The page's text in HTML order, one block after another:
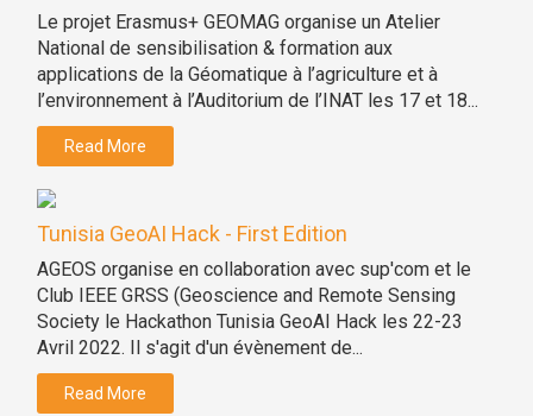
Le projet Erasmus+ GEOMAG organise un Atelier
National de sensibilisation & formation aux
applications de la Géomatique à l’agriculture et à
l’environnement à l’Auditorium de l’INAT les 17 et 18...
Read More
Tunisia GeoAI Hack - First Edition
AGEOS organise en collaboration avec sup'com et le
Club IEEE GRSS (Geoscience and Remote Sensing
Society le Hackathon Tunisia GeoAI Hack les 22-23
Avril 2022. Il s'agit d'un évènement de...
Read More